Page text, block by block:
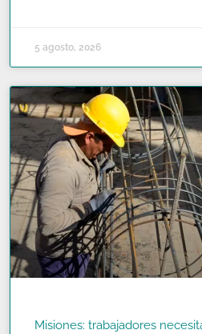
5 agosto, 2026
Misiones: trabajadores